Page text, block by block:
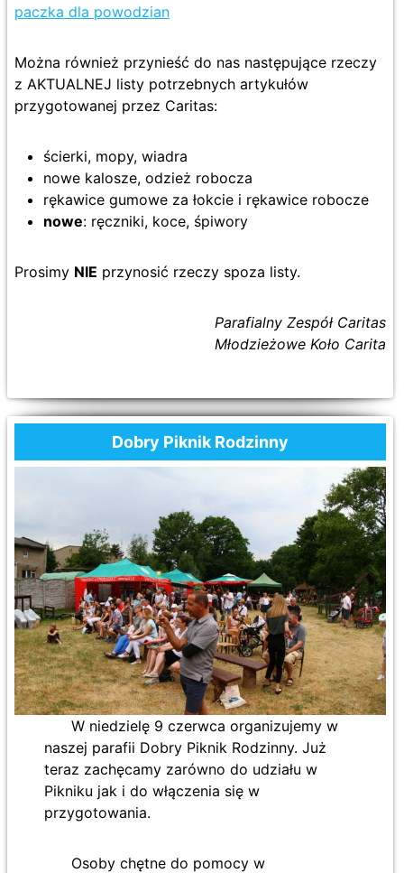
paczka dla powodzian
Można również przynieść do nas następujące rzeczy
z AKTUALNEJ listy potrzebnych artykułów
przygotowanej przez Caritas:
ścierki, mopy, wiadra
nowe kalosze, odzież robocza
rękawice gumowe za łokcie i rękawice robocze
nowe: ręczniki, koce, śpiwory
Prosimy NIE przynosić rzeczy spoza listy.
Parafialny Zespół Caritas
Młodzieżowe Koło Carita
Dobry Piknik Rodzinny
W niedzielę 9 czerwca organizujemy w
naszej parafii Dobry Piknik Rodzinny. Już
teraz zachęcamy zarówno do udziału w
Pikniku jak i do włączenia się w
przygotowania.
Osoby chętne do pomocy w